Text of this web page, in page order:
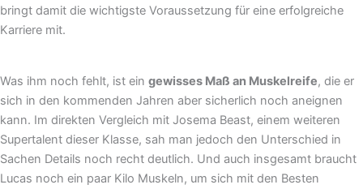
bringt damit die wichtigste Voraussetzung für eine erfolgreiche
Karriere mit.
Was ihm noch fehlt, ist ein gewisses Maß an Muskelreife, die er
sich in den kommenden Jahren aber sicherlich noch aneignen
kann. Im direkten Vergleich mit Josema Beast, einem weiteren
Supertalent dieser Klasse, sah man jedoch den Unterschied in
Sachen Details noch recht deutlich. Und auch insgesamt braucht
Lucas noch ein paar Kilo Muskeln, um sich mit den Besten